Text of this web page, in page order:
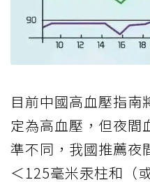
目前中國高血壓指
定為高血壓，但夜間
準不同，我國推薦夜
＜125毫米汞柱和（